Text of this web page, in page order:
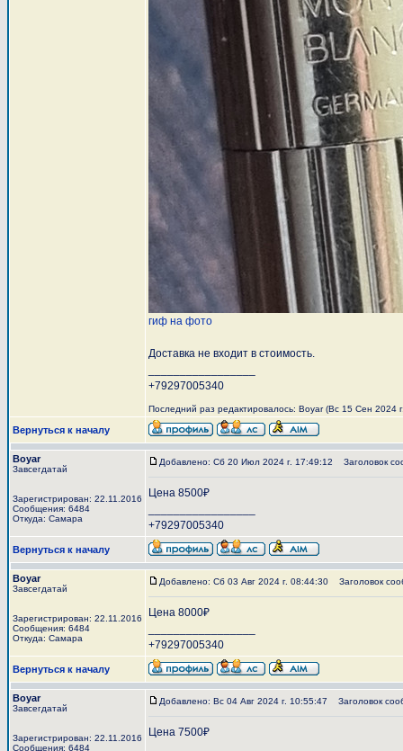
гиф на фото
Доставка не входит в стоимость.
+79297005340
Последний раз редактировалось: Boyar (Вс 15 Сен 2024
Вернуться к началу
Boyar
Завсегдатай
Зарегистрирован: 22.11.2016
Сообщения: 6484
Откуда: Самара
Добавлено: Сб 20 Июл 2024 г. 17:49:12 Заголовок
Цена 8500₽
+79297005340
Вернуться к началу
Boyar
Завсегдатай
Зарегистрирован: 22.11.2016
Сообщения: 6484
Откуда: Самара
Добавлено: Сб 03 Авг 2024 г. 08:44:30 Заголовок
Цена 8000₽
+79297005340
Вернуться к началу
Boyar
Завсегдатай
Зарегистрирован: 22.11.2016
Сообщения: 6484
Добавлено: Вс 04 Авг 2024 г. 10:55:47 Заголовок
Цена 7500₽